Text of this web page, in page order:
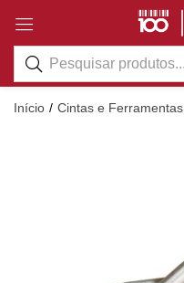
Início Cintas e